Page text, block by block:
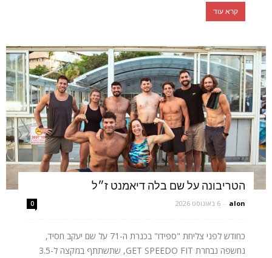
קרא עוד
הטריבונה על שם בלה דיאמנט ז״ל
alon
- 6 באוגוסט 2026 0
כחודש לפני צליחת "ספידו" בכנרת ה-71 על שם יעקב חסיד,
נחשפה נבחרת GET SPEEDO FIT, שתשתתף במקצה ל-3.5